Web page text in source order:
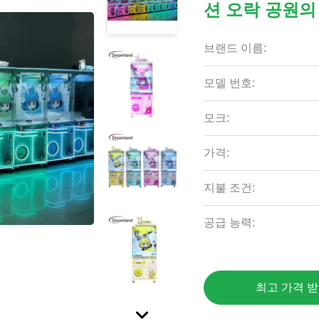
션 오락 공원
브랜드 이름:
모델 번호:
모크:
가격:
지불 조건:
공급 능력:
최고 가격